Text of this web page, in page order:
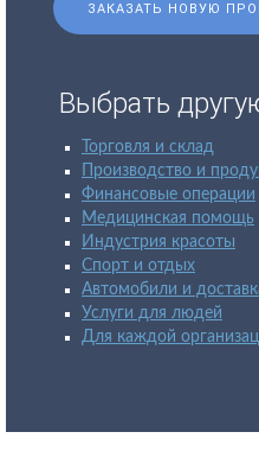
ЗАКАЗАТЬ НОВУЮ
Выбрать
Торговля и склад
Производство и
Финансовые операции
Медицинская помощь
Индустрия красоты
Спорт и отдых
Автомобили и
Услуги для людей
Для каждой